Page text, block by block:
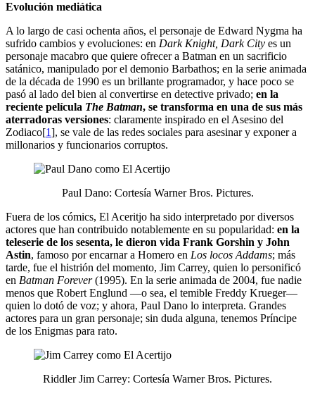
Evolución mediática
A lo largo de casi ochenta años, el personaje de Edward Nygma ha
sufrido cambios y evoluciones: en Dark Knight, Dark City es un
personaje macabro que quiere ofrecer a Batman en un sacrificio
satánico, manipulado por el demonio Barbathos; en la serie animada
de la década de 1990 es un brillante programador, y hace poco se
pasó al lado del bien al convertirse en detective privado; en la
reciente película The Batman, se transforma en una de sus más
aterradoras versiones: claramente inspirado en el Asesino del
Zodiaco[1], se vale de las redes sociales para asesinar y exponer a
millonarios y funcionarios corruptos.
Paul Dano: Cortesía Warner Bros. Pictures.
Fuera de los cómics, El Aceritjo ha sido interpretado por diversos
actores que han contribuido notablemente en su popularidad: en la
teleserie de los sesenta, le dieron vida Frank Gorshin y John
Astin, famoso por encarnar a Homero en Los locos Addams; más
tarde, fue el histrión del momento, Jim Carrey, quien lo personificó
en Batman Forever(1995). En la serie animada de 2004, fue nadie
menos que Robert Englund —o sea, el temible Freddy Krueger—
quien lo dotó de voz; y ahora, Paul Dano lo interpreta. Grandes
actores para un gran personaje; sin duda alguna, tenemos Príncipe
de los Enigmas para rato.
Riddler Jim Carrey: Cortesía Warner Bros. Pictures.